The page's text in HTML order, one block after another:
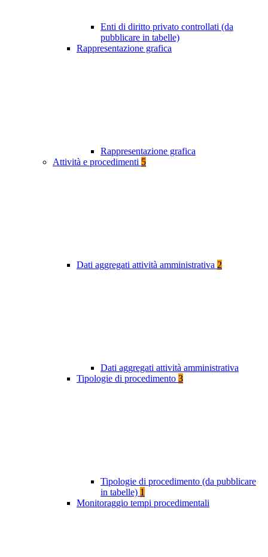
Enti di diritto privato controllati (da
pubblicare in tabelle)
Rappresentazione grafica
Rappresentazione grafica
Attività e procedimenti 5
Dati aggregati attività amministrativa 2
Dati aggregati attività amministrativa
Tipologie di procedimento 3
Tipologie di procedimento (da pubblicare
in tabelle) 1
Monitoraggio tempi procedimentali